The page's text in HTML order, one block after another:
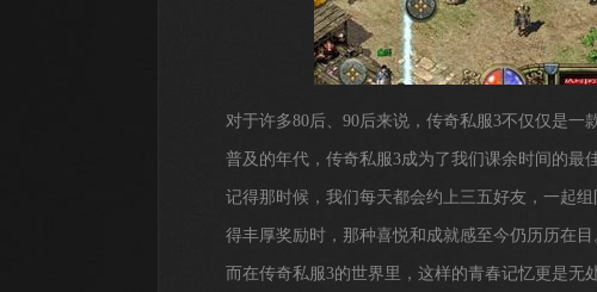
对于许多80后、90后来说，传奇私服3不仅仅是
普及的年代，传奇私服3成为了我们课余时间的最
记得那时候，我们每天都会约上三五好友，一起
得丰厚奖励时，那种喜悦和成就感至今仍历历在目
而在传奇私服3的世界里，这样的青春记忆更是无